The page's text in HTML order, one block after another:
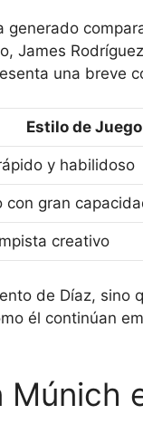
generado
James
una breve
Estilo de Juego
y habilidoso
con gran
creativo
de Díaz,
él continúan
Múnich